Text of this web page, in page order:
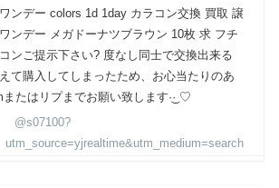
ンデー colors 1d 1day カラコン交換 買取 譲
ンデー メガドーナツブラウン 10枚 求 フチ
ンご提示下さい? 度なし同士で交換出来る
て購入してしまったため、お心当たりのあ
またはリプまでお願い致します·͜· ♡
@s07100?
utm_source=yjrealtime&utm_medium=search